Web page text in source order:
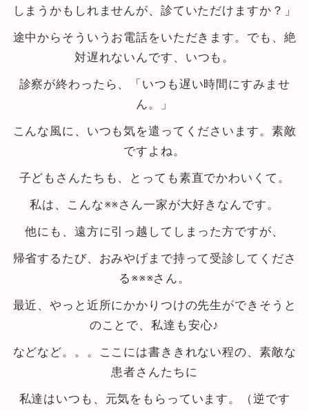
しまうかもしれませんが、診ていただけますか？」
途中からそういうお電話をいただきます。でも、絶
対遅れないんです、いつも。
診察が終わったら、「いつも遅い時間にすみませ
ん。」
こんな風に、いつも気を遣ってくださいます。素敵
ですよね。
子どもさんたちも、とっても素直でかわいくて。
私は、こんな※※さん一家が大好きなんです。
他にも、遠方に引っ越してしまった方ですが、
帰省するたび、おみやげまで持って受診してくださ
る※※※さん。
最近、やっと近所にかかりつけの先生ができそうと
のことで、私達も安心♪
などなど。。。ここには書ききれない程の、素敵な
患者さんたちに
私達はいつも、元気をもらっています。（逆です